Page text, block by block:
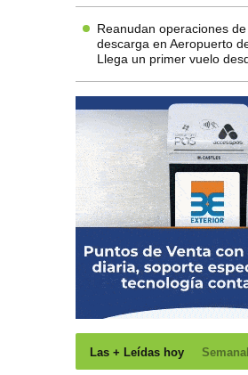
Reanudan operaciones
descarga en Aeropuerto
Llega un primer vuelo
Las + Leídas hoy Semanal